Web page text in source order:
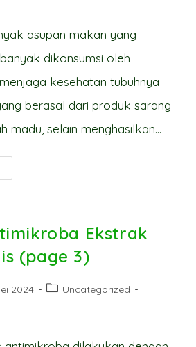
asupan makan yang
dikonsumsi oleh
kesehatan tubuhnya
berasal dari produk sarang
madu, selain menghasilkan…
Ekstrak
(page 3)
2024
PostUncategorized